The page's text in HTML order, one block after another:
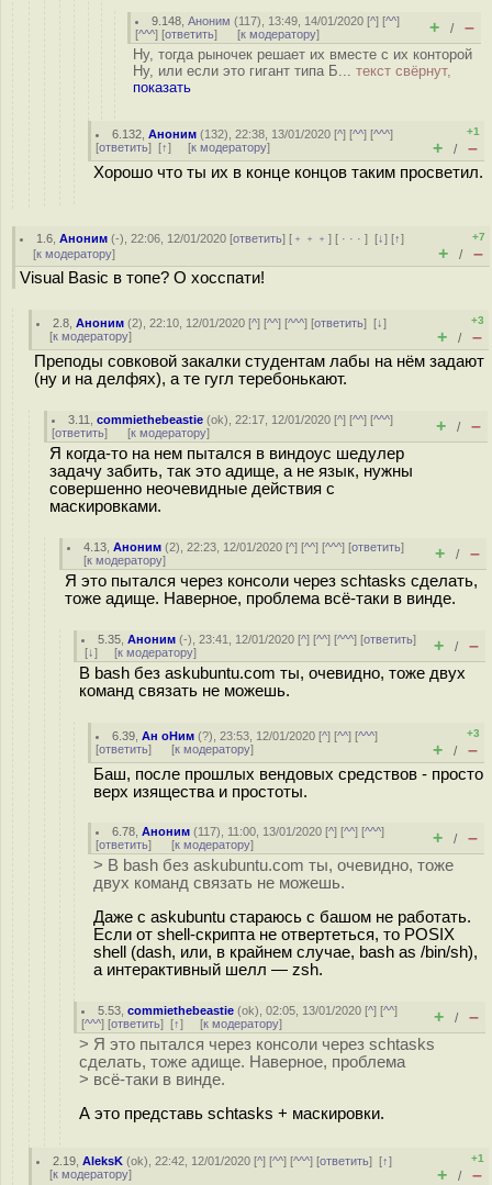
9.148 ,Аноним (117), 13:49, 14/01/2020 [^] [^^]
[^^^] [ответить] [к модератору] + / –
Ну, тогда рыночек решает их вместе с их конторой
Ну, или если это гигант типа Б... текст свёрнут,
показать
6.132 ,Аноним (132), 22:38, 13/01/2020 [^] [^^] [^^^]
[ответить] [↑] [к модератору]
+1
+ / –
Хорошо что ты их в конце концов таким просветил.
1.6 ,Аноним (-), 22:06, 12/01/2020 [ответить] [ ﹢﹢﹢] [ · · ·][↓] [↑]
[к модератору]
+7
+ / –
Visual Basic в топе? О хосспати!
2.8 ,Аноним (2), 22:10, 12/01/2020 [^] [^^] [^^^] [ответить][↓]
[к модератору]
+3
+ / –
Преподы совковой закалки студентам лабы на нём задают
(ну и на делфях), а те гугл теребонькают.
3.11 ,commiethebeastie (ok), 22:17, 12/01/2020 [^] [^^] [^^^]
[ответить] [к модератору] + / –
Я когда-то на нем пытался в виндоус шедулер
задачу забить, так это адище, а не язык, нужны
совершенно неочевидные действия с
маскировками.
4.13 ,Аноним (2), 22:23, 12/01/2020 [^] [^^] [^^^] [ответить]
[к модератору] + / –
Я это пытался через консоли через schtasks сделать,
тоже адище. Наверное, проблема всё-таки в винде.
5.35 ,Аноним (-), 23:41, 12/01/2020 [^] [^^] [^^^] [ответить]
[↓] [к модератору] + / –
В bash без askubuntu.com ты, очевидно, тоже двух
команд связать не можешь.
6.39 ,Ан оНим (?), 23:53, 12/01/2020 [^] [^^] [^^^]
[ответить] [к модератору]
+3
+ / –
Баш, после прошлых вендовых средствов - просто
верх изящества и простоты.
6.78 ,Аноним (117), 11:00, 13/01/2020 [^] [^^] [^^^]
[ответить] [к модератору] + / –
> В bash без askubuntu.com ты, очевидно, тоже
двух команд связать не можешь.
Даже с askubuntu стараюсь с башом не работать.
Если от shell-скрипта не отвертеться, то POSIX
shell (dash, или, в крайнем случае, bash as /bin/sh),
а интерактивный шелл — zsh.
5.53 ,commiethebeastie (ok), 02:05, 13/01/2020 [^] [^^]
[^^^] [ответить] [↑] [к модератору] + / –
> Я это пытался через консоли через schtasks
сделать, тоже адище. Наверное, проблема
> всё-таки в винде.
А это представь schtasks + маскировки.
2.19 ,AleksK (ok), 22:42, 12/01/2020 [^] [^^] [^^^] [ответить][↑]
[к модератору]
+1
+ / –